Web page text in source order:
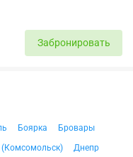
Забронировать
Боярка
Бровары
Днепр